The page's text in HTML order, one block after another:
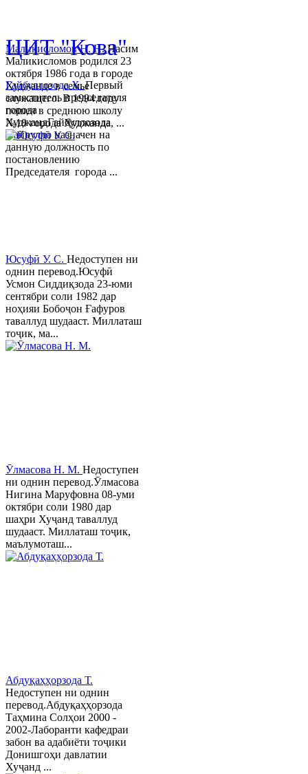
Гайбуллозода Х.Первый
заместитель председателя
города
ХуджандГайбуллозода
Хайрулло назначен на
данную должность по
постановлению
Председателя города ...
Маликисломов Н. Н.Насим
Маликисломов родился 23
октября 1986 года в городе
Худжанде в семье
служащего. В 1994 году
пошел в среднюю школу
№18 города Худжанда, ...
Юсуфӣ У. C. Недоступен ни
однин перевод.Юсуфӣ
Усмон Сиддиқзода 23-юми
сентябри соли 1982 дар
ноҳияи Бобоҷон Ғафуров
таваллуд шудааст. Миллаташ
тоҷик, ма...
Ӯлмасова Н. М. Недоступен
ни однин перевод.Ӯлмасова
Нигина Маруфовна 08-уми
октябри соли 1980 дар
шаҳри Хуҷанд таваллуд
шудааст. Миллаташ тоҷик,
маълумоташ...
Абдуқаҳҳорзода Т.
Недоступен ни однин
перевод.Абдуқаҳҳорзода
Таҳмина Солҳои 2000 -
2002-Лаборанти кафедраи
забон ва адабиёти тоҷики
Донишгоҳи давлатии
Хуҷанд ...
ЦИТ "Кова"